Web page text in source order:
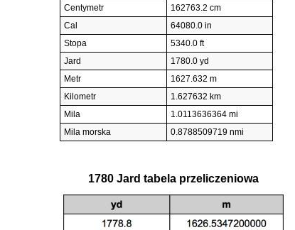
Centymetr
162763.2 cm
Cal
64080.0 in
Stopa
5340.0 ft
Jard
1780.0 yd
Metr
1627.632 m
Kilometr
1.627632 km
Mila
1.0113636364 mi
Mila morska
0.8788509719 nmi
1780 Jard tabela przeliczeniowa